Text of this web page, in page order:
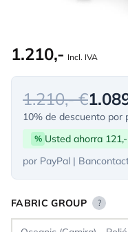
1.210,- Incl. IVA
1.210,- €
10% de descuento por
% Usted ahorra
por PayPal |
FABRIC GROUP ?